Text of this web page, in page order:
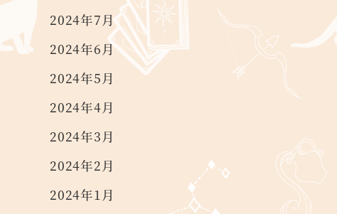
2024年7月
2024年6月
2024年5月
2024年4月
2024年3月
2024年2月
2024年1月